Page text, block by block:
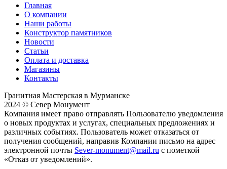
Главная
О компании
Наши работы
Конструктор памятников
Новости
Статьи
Оплата и доставка
Магазины
Контакты
Гранитная Мастерская в Мурманске
2024 © Север Монумент
Компания имеет право отправлять Пользователю уведомления
о новых продуктах и услугах, специальных предложениях и
различных событиях. Пользователь может отказаться от
получения сообщений, направив Компании письмо на адрес
электронной почты Sever-monument@mail.ru с пометкой
«Отказ от уведомлений».